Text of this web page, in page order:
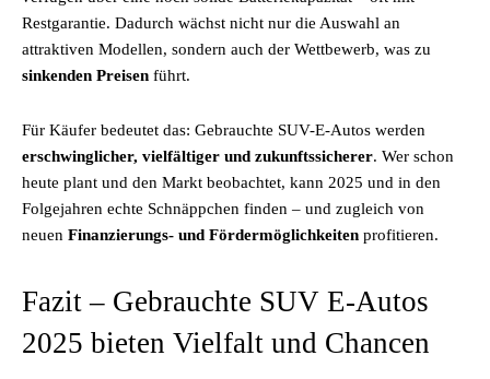
Restgarantie. Dadurch wächst nicht nur die Auswahl an
attraktiven Modellen, sondern auch der Wettbewerb, was zu
sinkenden Preisen führt.
Für Käufer bedeutet das: Gebrauchte SUV-E-Autos werden
erschwinglicher, vielfältiger und zukunftssicherer. Wer schon
heute plant und den Markt beobachtet, kann 2025 und in den
Folgejahren echte Schnäppchen finden – und zugleich von
neuen Finanzierungs- und Fördermöglichkeiten profitieren.
Fazit – Gebrauchte SUV E-Autos
2025 bieten Vielfalt und Chancen